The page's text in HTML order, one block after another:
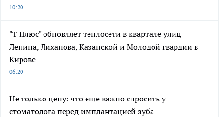
10:20
"Т Плюс" обновляет теплосети в квартале улиц
Ленина, Лиханова, Казанской и Молодой гвардии в
Кирове
06:20
Не только цену: что еще важно спросить у
стоматолога перед имплантацией зуба